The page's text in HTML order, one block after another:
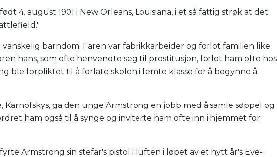
4. august 1901 i New Orleans, Louisiana, i et så fattig strøk at det
barndom: Faren var fabrikkarbeider og forlot familien like
hans, som ofte henvendte seg til prostitusjon, forlot ham ofte hos
ble forpliktet til å forlate skolen i femte klasse for å begynne å
Karnofskys, ga den unge Armstrong en jobb med å samle søppel og
ham også til å synge og inviterte ham ofte inn i hjemmet for
fyrte Armstrong sin stefar's pistol i luften i løpet av et nytt år's Eve-